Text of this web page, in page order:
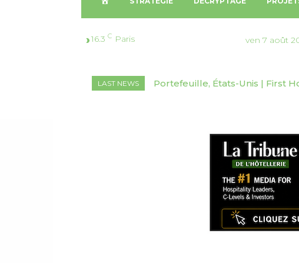
U
16.3 C Paris ven 7 août
LAST NEWS
Décryptage, Suisse🇨🇭 |